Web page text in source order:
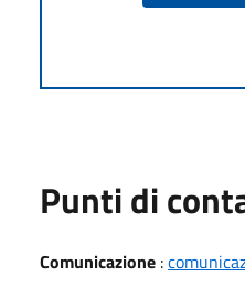
Punti di
Comunicazione :